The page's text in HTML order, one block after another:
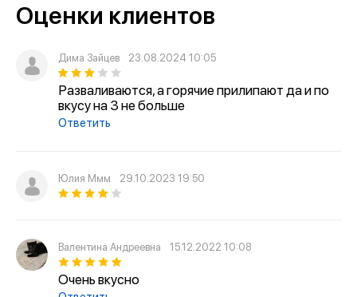
Оценки клиентов
Дима Зайцев 23.08.2024 10:05
Разваливаются, а горячие прилипают да и по
вкусу на 3 не больше
Ответить
Юлия Ммм 29.10.2023 19:50
Валентина Андреевна 15.12.2022 10:08
Очень вкусно